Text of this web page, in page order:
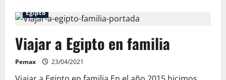
Que
ver
Uganda
en
10
días
Egipto
Viajar a Egipto en familia
Pemax 23/04/2021